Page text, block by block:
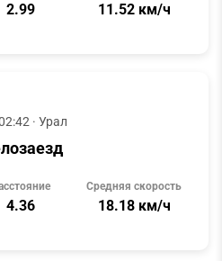
2.99 11.52 км/ч
· Урал
4.36
Средняя скорость
18.18 км/ч